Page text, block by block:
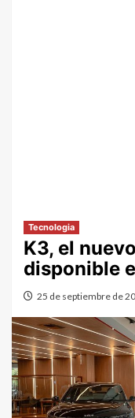
Tecnologia
K3, el
disponible
25 de septiembre de